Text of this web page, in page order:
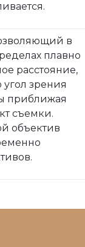
в
плавно
расстояние,
угол зрения
приближая
съемки.
объектив